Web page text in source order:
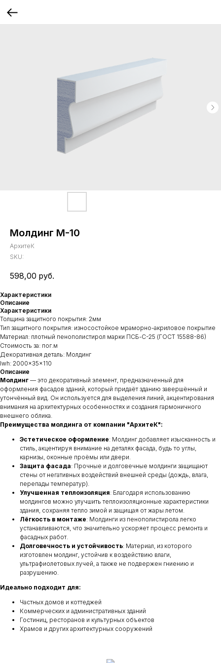
Молдинг М-10
АрхитеК
SKU:
598,00 руб.
Характеристики
Описание
Характеристики
Толщина защитного покрытия: 2мм
Тип защитного покрытия: износостойкое мраморно-акриловое покрытие
Материал: плотный пенополистирол марки ПСБ-С-25 (ГОСТ 15588-86)
Стоимость за: пог.м
Декоративная деталь: Молдинг
lwh: 2000x35x110
Описание
Молдинг — это декоративный элемент, предназначенный для
оформления фасадов зданий, который придаёт зданию завершённый и
утончённый вид. Он используется для выделения линий, акцентирования
внимания на архитектурных особенностях и создания гармоничного
внешнего облика.
Преимущества молдинга от компании "АрхитеК":
Эстетическое оформление: Молдинг добавляет изысканность и
стиль, акцентируя внимание на деталях фасада, будь то углы,
карнизы, оконные проёмы или двери.
Защита фасада: Прочные и долговечные молдинги защищают
стены от негативных воздействий внешней среды (дождь, влага,
перепады температур).
Улучшенная теплоизоляция: Благодаря использованию
молдингов можно улучшить теплоизоляционные характеристики
здания, сохраняя тепло зимой и защищая от жары летом.
Лёгкость в монтаже: Молдинги из пенополистирола легко
устанавливаются, что значительно ускоряет процесс ремонта и
фасадных работ.
Долговечность и устойчивость: Материал, из которого
изготовлен молдинг, устойчив к воздействию влаги,
ультрафиолетовых лучей, а также не подвержен гниению и
разрушению.
Идеально подходит для:
Частных домов и коттеджей
Коммерческих и административных зданий
Гостиниц, ресторанов и культурных объектов
Храмов и других архитектурных сооружений